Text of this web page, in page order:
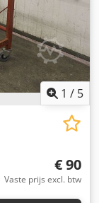
1 / 5
€ 90
Vaste prijs excl. btw